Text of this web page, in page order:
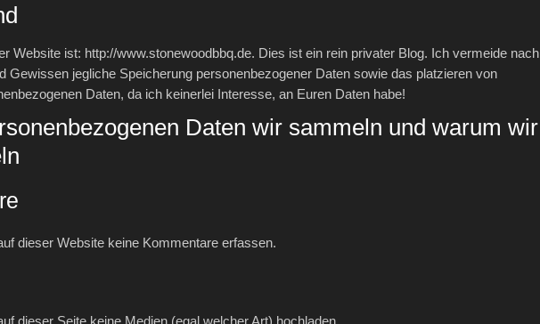
Website ist: http://www.stonewoodbbq.de. Dies ist ein rein privater Blog. Ich vermeide nach
Gewissen jegliche Speicherung personenbezogener Daten sowie das platzieren von
Daten, da ich keinerlei Interesse, an Euren Daten habe!
Daten wir sammeln und warum wir
dieser Website keine Kommentare erfassen.
dieser Seite keine Medien (egal welcher Art) hochladen.